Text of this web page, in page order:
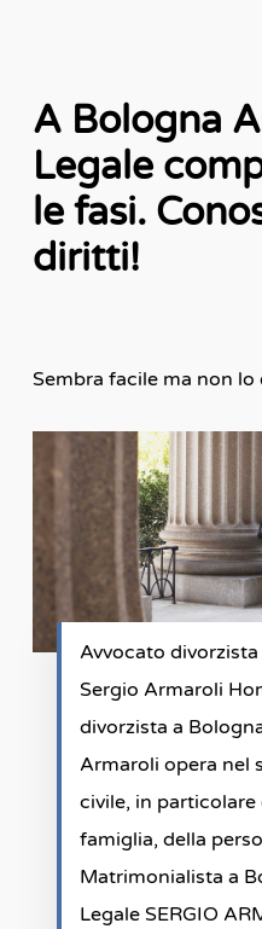
A Bologna
Legale
le fasi.
diritti!
Sembra facile ma non lo
Avvocato
Sergio Armaroli
divorzista a
Armaroli opera nel
civile, in
famiglia, della
Matrimonialista a
Legale SERGIO